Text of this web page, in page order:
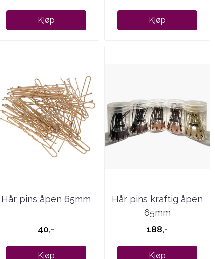
Kjøp Kjøp
Hår pins åpen 65mm
40,-
Kjøp
Hår pins kraftig åpen
65mm
188,-
Kjøp